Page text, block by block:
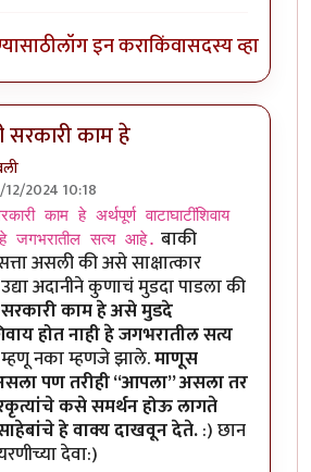
लॉग इन कराकिंवासदस्य व्हा
सरकारी काम हे
2024 10:18
गेली ७५ वर्षे दारूबंदी खातेbyसुबोध खरे
काम हे अर्थपूर्ण वाटाघाटींशिवाय
हे जगभरातील सत्य आहे. बाकी
असली की असे साक्षात्कार
अदानीने कुणाचं मुडदा पाडला की
काम हे असे मुडदे
होत नाही हे जगभरातील सत्य
नका म्हणजे झाले.माणूस
पण तरीही “आपला” असला तर
कसे समर्थन होऊ लागते
हे वाक्य दाखवून देते.:) छान
देवा:)